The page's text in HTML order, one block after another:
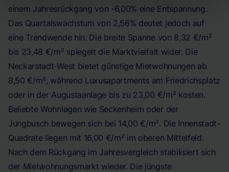
einem Jahresrückgang von -6,00% eine Entspannung.
Das Quartalswachstum von 2,56% deutet jedoch auf
eine Trendwende hin. Die breite Spanne von 8,32 €/m²
bis 23,48 €/m² spiegelt die Marktvielfalt wider. Die
Neckarstadt-West bietet günstige Mietwohnungen ab
8,50 €/m², während Luxusapartments am Friedrichsplatz
oder in der Augustaanlage bis zu 23,00 €/m² kosten.
Beliebte Wohnlagen wie Seckenheim oder der
Jungbusch bewegen sich bei 14,00 €/m². Die Innenstadt-
Quadrate liegen mit 16,00 €/m² im oberen Mittelfeld.
Nach dem Rückgang im Jahresvergleich stabilisiert sich
der Mietwohnungsmarkt wieder. Die jüngste